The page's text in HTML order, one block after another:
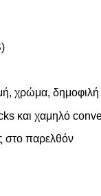
χρώμα, δημοφιλή
και χαμηλό
στο παρελθόν